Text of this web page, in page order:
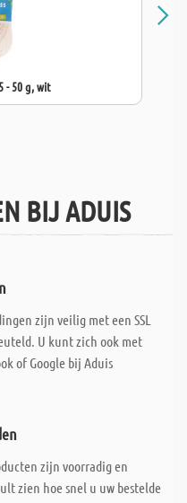
- 50 g, wit
BIJ ADUIS
zijn veilig met een SSL
U kunt zich ook met
of Google bij Aduis
zijn voorradig en
zien hoe snel u uw bestelde